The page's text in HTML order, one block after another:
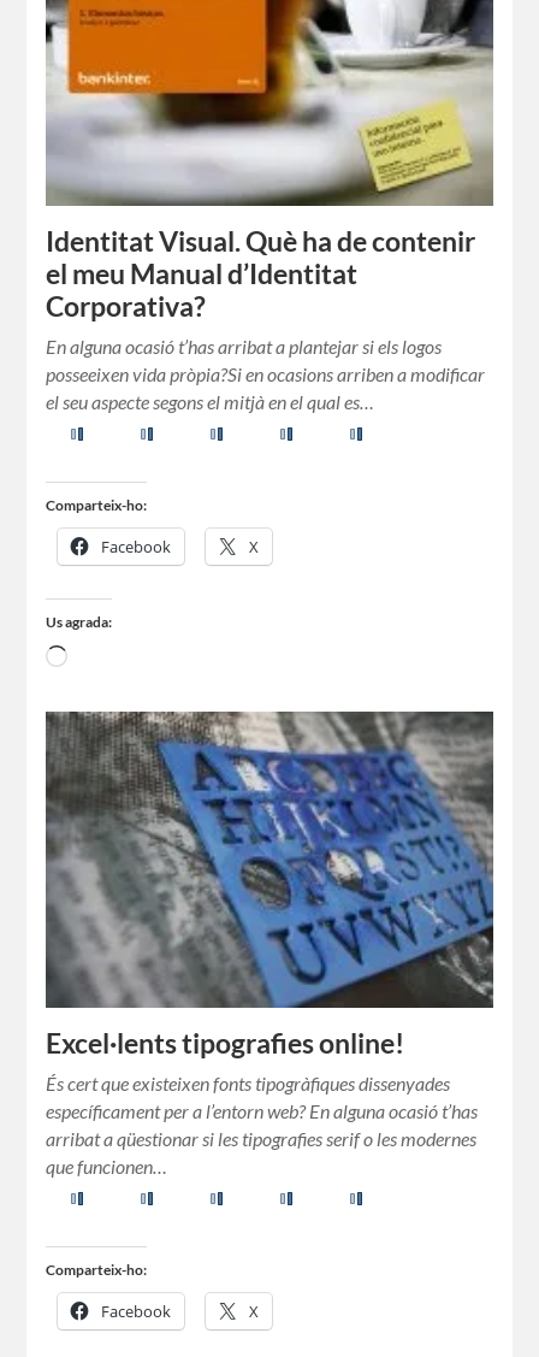
Facebook
Us agrada:
Identitat Visual. Què ha de contenir
el meu Manual d’Identitat
Corporativa?
En alguna ocasió t’has arribat a plantejar si els logos
posseeixen vida pròpia?Si en ocasions arriben a modificar
el seu aspecte segons el mitjà en el qual es…
Comparteix-ho:
Facebook X
Us agrada:
Excel·lents tipografies online!
És cert que existeixen fonts tipogràfiques dissenyades
específicament per a l’entorn web? En alguna ocasió t’has
arribat a qüestionar si les tipografies serif o les modernes
que funcionen…
Comparteix-ho:
Facebook X